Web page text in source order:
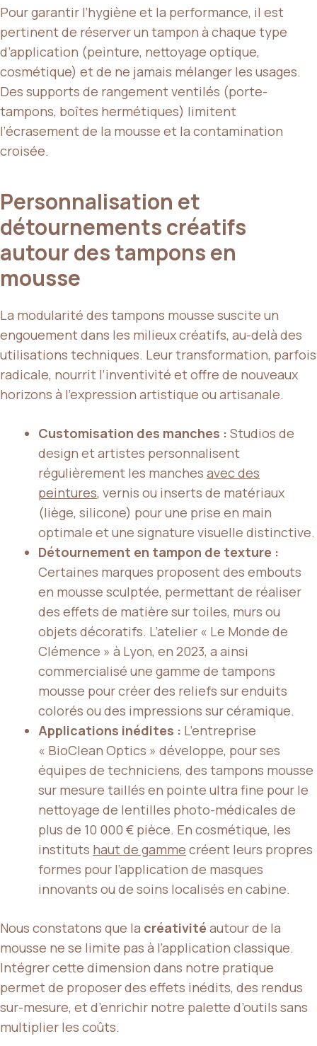
Pour garantir l’hygiène et la performance, il est
pertinent de réserver un tampon à chaque type
d’application (peinture, nettoyage optique,
cosmétique) et de ne jamais mélanger les usages.
Des supports de rangement ventilés (porte-
tampons, boîtes hermétiques) limitent
l’écrasement de la mousse et la contamination
croisée.
Personnalisation et
détournements créatifs
autour des tampons en
mousse
La modularité des tampons mousse suscite un
engouement dans les milieux créatifs, au-delà des
utilisations techniques. Leur transformation, parfois
radicale, nourrit l’inventivité et offre de nouveaux
horizons à l’expression artistique ou artisanale.
Customisation des manches : Studios de
design et artistes personnalisent
régulièrement les manches avec des
peintures, vernis ou inserts de matériaux
(liège, silicone) pour une prise en main
optimale et une signature visuelle distinctive.
Détournement en tampon de texture :
Certaines marques proposent des embouts
en mousse sculptée, permettant de réaliser
des effets de matière sur toiles, murs ou
objets décoratifs. L’atelier « Le Monde de
Clémence » à Lyon, en 2023, a ainsi
commercialisé une gamme de tampons
mousse pour créer des reliefs sur enduits
colorés ou des impressions sur céramique.
Applications inédites : L’entreprise
« BioClean Optics » développe, pour ses
équipes de techniciens, des tampons mousse
sur mesure taillés en pointe ultra fine pour le
nettoyage de lentilles photo-médicales de
plus de 10 000 € pièce. En cosmétique, les
instituts haut de gamme créent leurs propres
formes pour l’application de masques
innovants ou de soins localisés en cabine.
Nous constatons que la créativité autour de la
mousse ne se limite pas à l’application classique.
Intégrer cette dimension dans notre pratique
permet de proposer des effets inédits, des rendus
sur-mesure, et d’enrichir notre palette d’outils sans
multiplier les coûts.